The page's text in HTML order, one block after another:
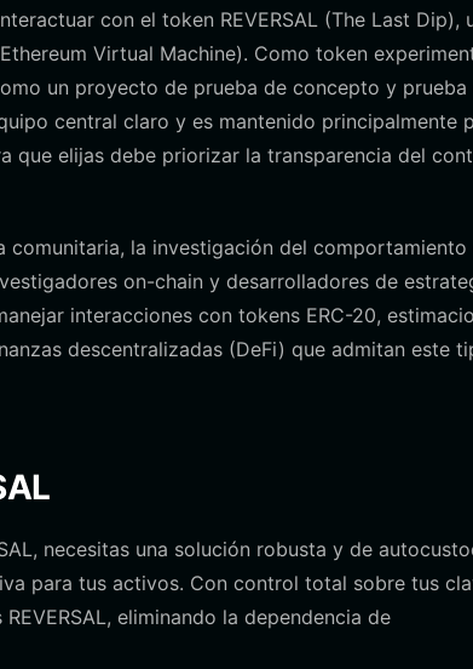
con el token REVERSAL (The Last Dip),
Virtual Machine). Como token
un proyecto de prueba de concepto y prueba
central claro y es mantenido principalmente
que elijas debe priorizar la transparencia del
comunitaria, la investigación del comportamiento
on-chain y desarrolladores de
interacciones con tokens ERC-20,
descentralizadas (DeFi) que admitan este
necesitas una solución robusta y de
para tus activos. Con control total sobre tus
eliminando la dependencia de